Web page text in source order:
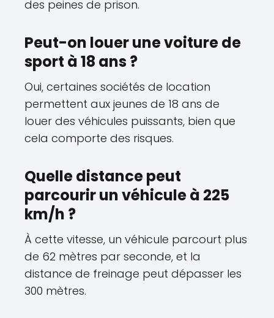
des peines de prison.
Peut-on louer une voiture de
sport à 18 ans ?
Oui, certaines sociétés de location
permettent aux jeunes de 18 ans de
louer des véhicules puissants, bien que
cela comporte des risques.
Quelle distance peut
parcourir un véhicule à 225
km/h ?
À cette vitesse, un véhicule parcourt plus
de 62 mètres par seconde, et la
distance de freinage peut dépasser les
300 mètres.